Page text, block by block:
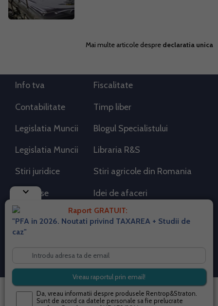
Mai multe articole despre declaratia unica
keyboard_arrow_down
Raport GRATUIT:
"PFA in 2026. Noutati privind TAXAREA + Studii de
caz"
Da, vreau informatii despre produsele Rentrop&Straton.
Sunt de acord ca datele personale sa fie prelucrate
Info tva Fiscalitate
Contabilitate Timp liber
Legislatia Muncii Blogul Specialistului
Legislatia Muncii Libraria R&S
Stiri juridice Stiri agricole din Romania
AdSense Idei de afaceri
RSS Flux RSS 2.0
Despre cookies
Termeni si conditii
Contact
© 2026 portalpfa.ro. Toate drepturile rezervate.